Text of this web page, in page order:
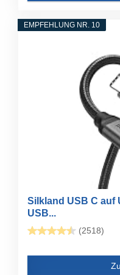
EMPFEHLUNG NR. 10
Silkland USB C auf
USB...
(2518)